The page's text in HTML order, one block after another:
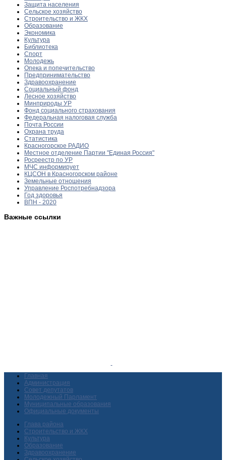
Защита населения
Сельское хозяйство
Строительство и ЖКХ
Образование
Экономика
Культура
Библиотека
Спорт
Молодежь
Опека и попечительство
Предпринимательство
Здравоохранение
Социальный фонд
Лесное хозяйство
Минприроды УР
Фонд социального страхования
Федеральная налоговая служба
Почта России
Охрана труда
Статистика
Красногорское РАДИО
Местное отделение Партии "Единая Россия"
Росреестр по УР
МЧС информирует
КЦСОН в Красногорском районе
Земельные отношения
Управление Роспотребнадзора
Год здоровья
ВПН - 2020
Важные ссылки
Главная
Администрация
Совет депутатов
Молодежный Парламент
Муниципальные образования
Официальные документы
Глава района
Строительство и ЖКХ
Культура
Образование
Здравоохранение